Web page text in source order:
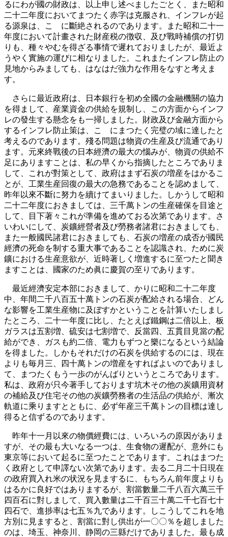
るにわが國の財政は、以上申し述べましたごとく、また昭和
二十二年度においてまつたく赤字は克服され、インフレが起
る源泉は、こゝに斷絶されるのであります。また昭和二十一
年度において計畫された財産税の徴収、及び戰時補償の打切
りも、種々やむを得ざる事情で遲れておりましたが、最近よ
うやく實施の運びに相なりました。これまたインフレ防止の
見地からみましても、はなはだ強力な作用をなすと考えま
す。
さらに最近政府は、日本銀行を初め全國の金融機關の協力
を得まして、産業資金の供給を規制し、この方面からインフ
レの發生する懸念をも一掃しました。財政及び金融方面から
するインフレ防止策は、こゝにまつたく完璧の域に達したと
考えるのであります。殘る問題は物資の生産及び流通であり
ます。元來終戰後の日本經濟の最大の惱みが、物資の供給不
足にありますことは、私の早くから指摘したところでありま
して、これが對策として、政府はまず石炭の増産をはかるこ
とが、工業生産回復の最大の急務であることを認めまして、
昨年以來不斷に努力を續けてまいりました。しかうして昭和
二十二年度におきましては、三千萬トンの生産確保を目途と
して、目下著々これが準備を進めておる次第であります。さ
いわいにして、炭鑛經營者及び勞務者諸君におきましても、
また一般國民諸君におきましても、石炭の増産の成否が國民
經濟の死命を制する重大事であることを認識され、ために炭
鑛における生産意欲が、近時著しく増進するに至つたと聞き
ますことは、國家のため眞に慶賀の至りであります。
最近經濟安定本部におきまして、かりに昭和二十二年度
中、年間二千八百五十萬トンの石炭が配給される場合、どん
な影響を工業生産物に及ぼすかということを計算いたしまし
たところ、二十一年度に比し、たとえば鐵鋼は二倍以上、板
ガラスは五割増、硫安は七割増で、反當四、五貫目見當の配
給ができ、ガスも約二倍、電力もずつと樂になるという結論
を得ました。しかもそれだけの石炭を供給するのには、現在
よりも毎月三、四十萬トンの増産をすればよいのでありまし
て、まつたくもう一歩のがんばりというところであります。
私は、政府が只今著手しております坑木その他の炭鑛用資材
の補給及び住宅その他の炭鑛勞務者の生活品の供給が、漸次
軌道に乘りますとともに、必ず年産三千萬トンの目標は達し
得ると信ずるのであります。
昨年十一月以來の物價經費には、いろいろの原因がありま
すが、その最も大いなる一つは、生食物の遲配が、意外にも
東京等において起るに至つたことであります。これはまつた
く政府として申譯ない次第であります。去る二月二十日現在
の政府買入れ米の状況を見まするに、もちろん前年度よりも
はるかに良好ではありまするが、割當數量二千八百六萬三千
四百石に對しまして、買入數量は二千百三十萬二千七百七十
四石で、進捗率は七五％九であります。しこうしてこれを地
方別に見ますると、割當に對し供出が一〇〇％を超しました
のは、埼玉、神奈川、静岡の三縣だけでありました。最も成